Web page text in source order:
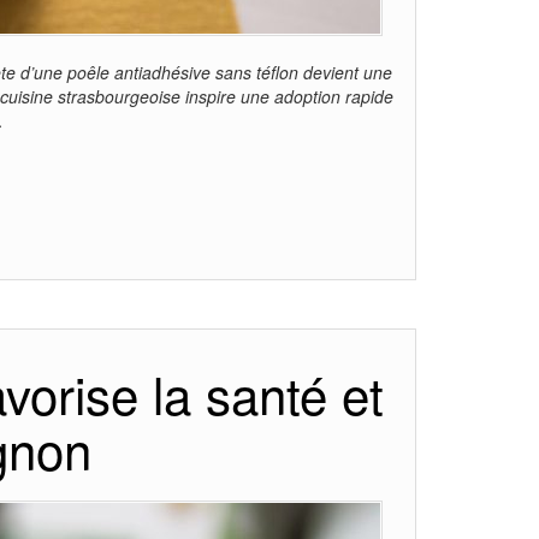
d’une poêle antiadhésive sans téflon devient une
strasbourgeoise inspire une adoption rapide
la santé et